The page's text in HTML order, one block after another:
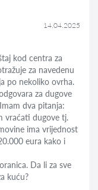
14.04.2025
kod centra za
za navedenu
po nekoliko ovrha.
za dugove
dva pitanja:
vraćati dugove tj.
ima vrijednost
eura kako i
Da li za sve
kuću?